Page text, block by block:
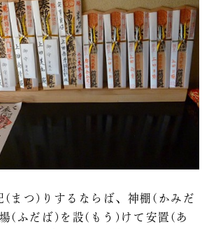
(まつ)りするならば、神棚(かみだ
(ふだば)を設(もう)けて安置(あ